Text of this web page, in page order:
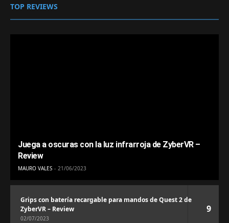
TOP REVIEWS
Juega a oscuras con la luz infrarroja de ZyberVR –
Review
MAURO VALES 21/06/2023
Grips con batería recargable para mandos de Quest 2 de
ZyberVR – Review
02/07/2023
9